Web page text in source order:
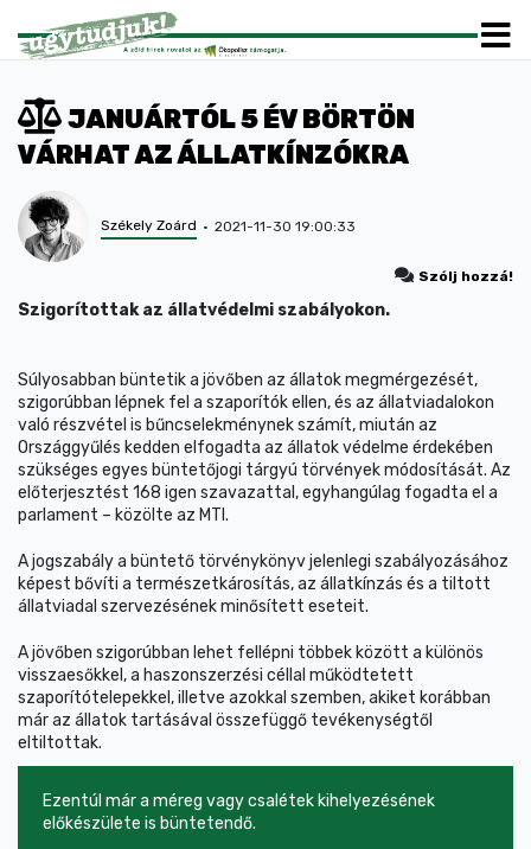
JANUÁRTÓL 5 ÉV BÖRTÖN
VÁRHAT AZ ÁLLATKÍNZÓKRA
Székely Zoárd 2021-11-30 19:00:33
Szólj hozzá!
Szigorítottak az állatvédelmi szabályokon.
Súlyosabban büntetik a jövőben az állatok megmérgezését,
szigorúbban lépnek fel a szaporítók ellen, és az állatviadalokon
való részvétel is bűncselekménynek számít, miután az
Országgyűlés kedden elfogadta az állatok védelme érdekében
szükséges egyes büntetőjogi tárgyú törvények módosítását. Az
előterjesztést 168 igen szavazattal, egyhangúlag fogadta el a
parlament – közölte az MTI.
A jogszabály a büntető törvénykönyv jelenlegi szabályozásához
képest bővíti a természetkárosítás, az állatkínzás és a tiltott
állatviadal szervezésének minősített eseteit.
A jövőben szigorúbban lehet fellépni többek között a különös
visszaesőkkel, a haszonszerzési céllal működtetett
szaporítótelepekkel, illetve azokkal szemben, akiket korábban
már az állatok tartásával összefüggő tevékenységtől
eltiltottak.
Ezentúl már a méreg vagy csalétek kihelyezésének
előkészülete is büntetendő.